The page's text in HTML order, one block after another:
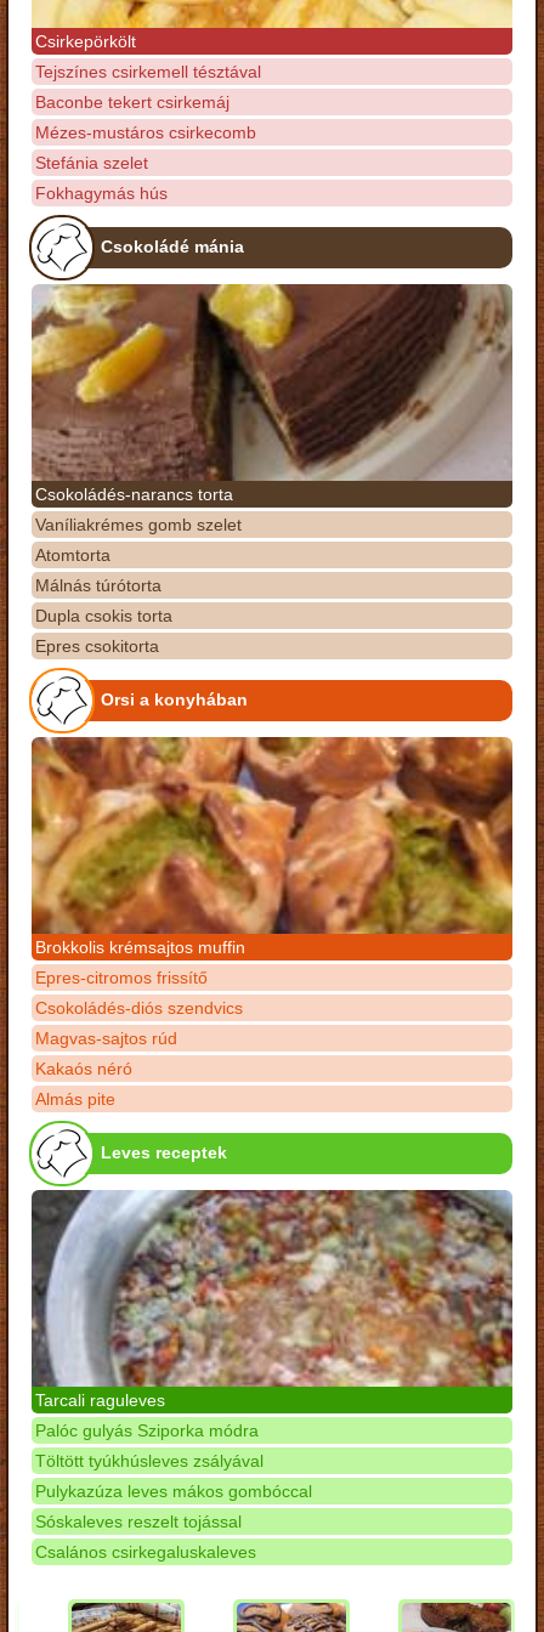
Csirkepörkölt
Tejszínes csirkemell tésztával
Baconbe tekert csirkemáj
Mézes-mustáros csirkecomb
Stefánia szelet
Fokhagymás hús
Csokoládé mánia
Csokoládés-narancs torta
Vaníliakrémes gomb szelet
Atomtorta
Málnás túrótorta
Dupla csokis torta
Epres csokitorta
Orsi a konyhában
Brokkolis krémsajtos muffin
Epres-citromos frissítő
Csokoládés-diós szendvics
Magvas-sajtos rúd
Kakaós néró
Almás pite
Leves receptek
Tarcali raguleves
Palóc gulyás Sziporka módra
Töltött tyúkhúsleves zsályával
Pulykazúza leves mákos gombóccal
Sóskaleves reszelt tojással
Csalános csirkegaluskaleves